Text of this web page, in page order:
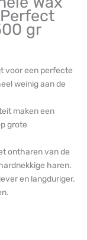
gr
voor een perfecte
weinig aan de
maken een
grote
ontharen van de
haren.
en langduriger.